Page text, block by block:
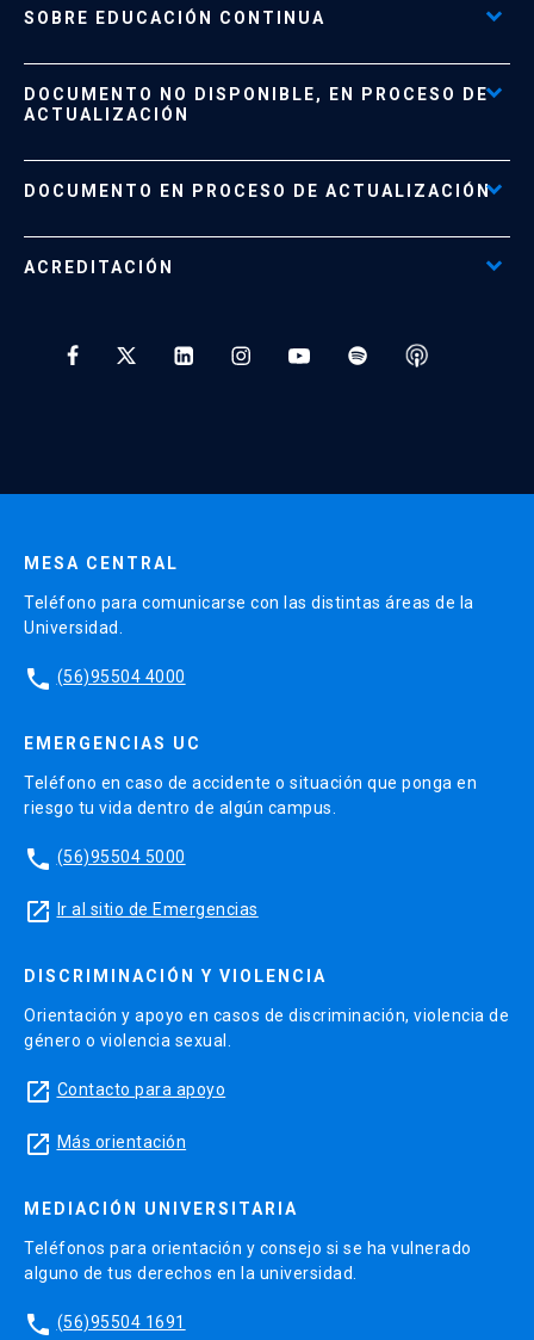
SOBRE EDUCACIÓN CONTINUA
Formas de Pago
Políticas de Retiro, Devolución e Información Importante
DOCUMENTO NO DISPONIBLE, EN PROCESO DE
ACTUALIZACIÓN
Documento No Disponible file_download
DOCUMENTO EN PROCESO DE ACTUALIZACIÓN
ACREDITACIÓN
MESA CENTRAL
Teléfono para comunicarse con las distintas áreas de la
Universidad.
phone (56)95504 4000
EMERGENCIAS UC
Teléfono en caso de accidente o situación que ponga en
riesgo tu vida dentro de algún campus.
phone (56)95504 5000
launch Ir al sitio de Emergencias
DISCRIMINACIÓN Y VIOLENCIA
Orientación y apoyo en casos de discriminación, violencia de
género o violencia sexual.
launch Contacto para apoyo
launch Más orientación
MEDIACIÓN UNIVERSITARIA
Teléfonos para orientación y consejo si se ha vulnerado
alguno de tus derechos en la universidad.
phone (56)95504 1691